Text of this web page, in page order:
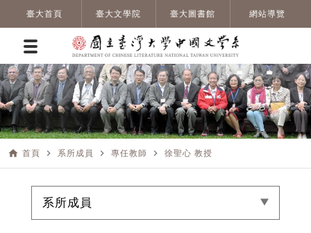
臺大首頁 臺大文學院 臺大圖書館 網站導覽
home 首頁 navigate_next 系所成員 navigate_next 專任教師 navigate_next 徐聖心 教授
系所成員